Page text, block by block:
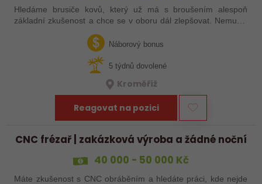
Hledáme brusiče kovů, který už má s broušením alespoň
základní zkušenost a chce se v oboru dál zlepšovat. Nemusíš
abys už někdy pracoval…Náborový bonus
5 týdnů dovolené
Kroměříž
Reagovat na pozici
CNC frézař | zakázková výroba a žádné noční
40 000 - 50 000 Kč
Máte zkušenost s CNC obráběním a hledáte práci, kde nejde